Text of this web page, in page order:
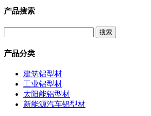
产品搜索
产品分类
建筑铝型材
工业铝型材
太阳能铝型材
新能源汽车铝型材